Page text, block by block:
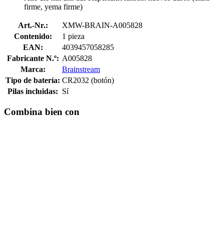
firme, yema firme)
Art.-Nr.:
XMW-BRAIN-A005828
Contenido:
1 pieza
EAN:
4039457058285
Fabricante N.º: A005828
Marca:
Brainstream
Tipo de batería: CR2032 (botón)
Pilas incluidas: Sí
Combina bien con